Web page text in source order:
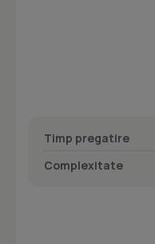
Timp pregatire
Complexitate